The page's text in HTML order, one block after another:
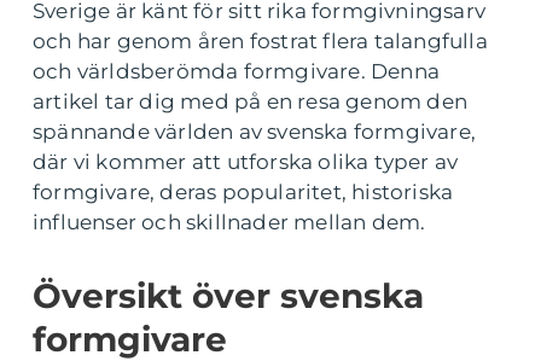
Sverige är känt för sitt rika formgivningsarv
och har genom åren fostrat flera talangfulla
och världsberömda formgivare. Denna
artikel tar dig med på en resa genom den
spännande världen av svenska formgivare,
där vi kommer att utforska olika typer av
formgivare, deras popularitet, historiska
influenser och skillnader mellan dem.
Översikt över svenska
formgivare